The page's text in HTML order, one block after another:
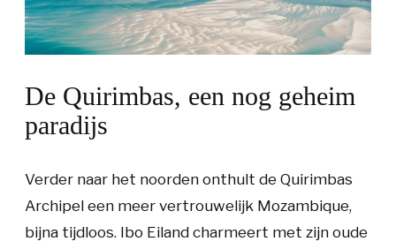
De Quirimbas, een nog geheim
paradijs
Verder naar het noorden onthult de Quirimbas
Archipel een meer vertrouwelijk Mozambique,
bijna tijdloos. Ibo Eiland charmeert met zijn oude